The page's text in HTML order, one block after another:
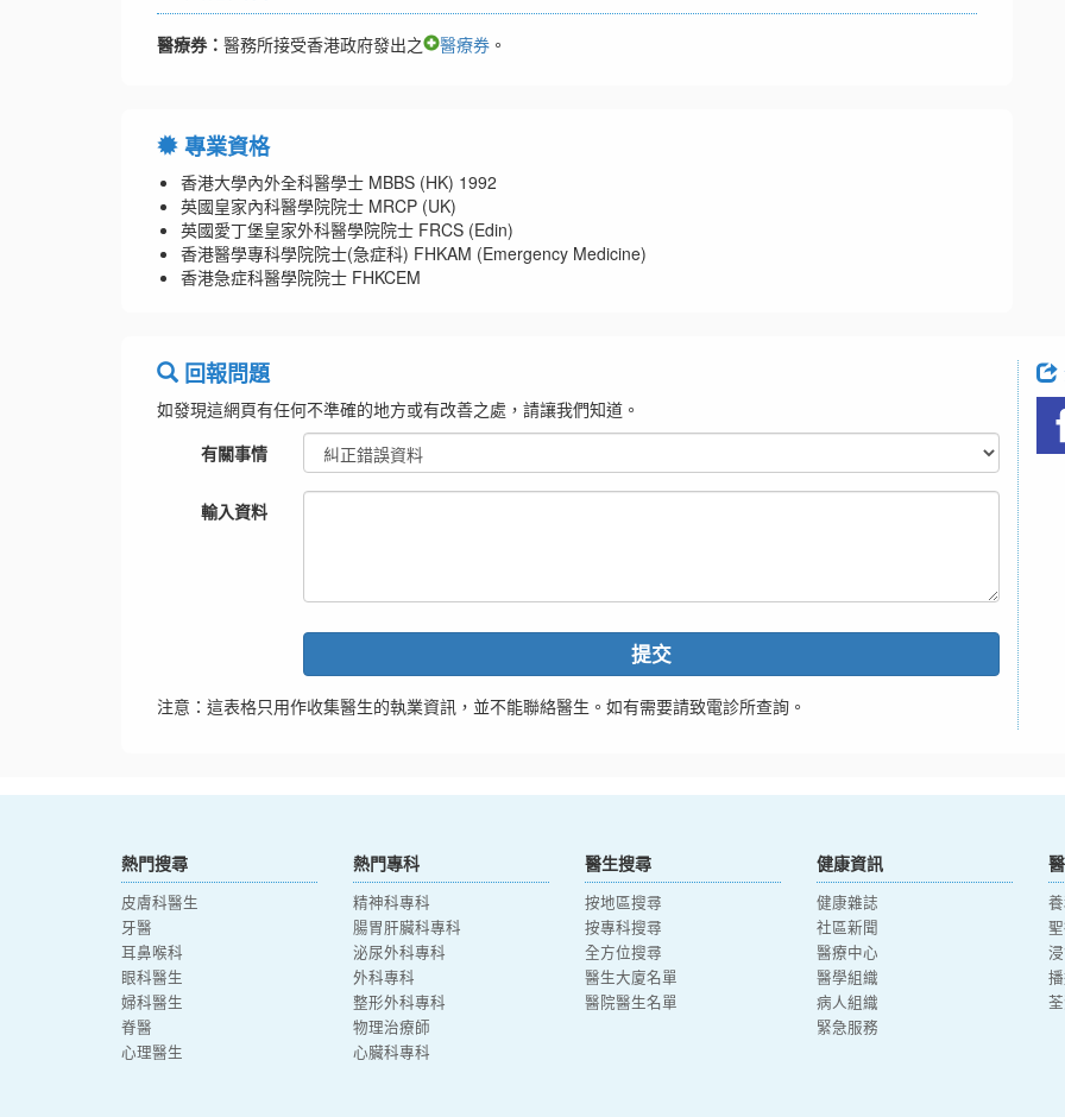
醫療券： 醫務所接受香港政府發出之 醫療券 。
專業資格
香港大學內外全科醫學士 MBBS (HK) 1992
英國皇家內科醫學院院士 MRCP (UK)
英國愛丁堡皇家外科醫學院院士 FRCS (Edin)
香港醫學專科學院院士(急症科) FHKAM (Emergency Medicine)
香港急症科醫學院院士 FHKCEM
回報問題
如發現這網頁有任何不準確的地方或有改善之處，請讓我們知道。
有關事情
輸入資料
提交
注意：這表格只用作收集醫生的執業資訊，並不能聯絡醫生。如有需要請致電診所查詢。
熱門搜尋
皮膚科醫生
牙醫
耳鼻喉科
眼科醫生
婦科醫生
脊醫
心理醫生
熱門專科
精神科專科
腸胃肝臟科專科
泌尿外科專科
外科專科
整形外科專科
物理治療師
心臟科專科
醫生搜尋
按地區搜尋
按專科搜尋
全方位搜尋
醫生大廈名單
醫院醫生名單
健康資訊
健康雜誌
社區新聞
醫療中心
醫學組織
病人組織
緊急服務